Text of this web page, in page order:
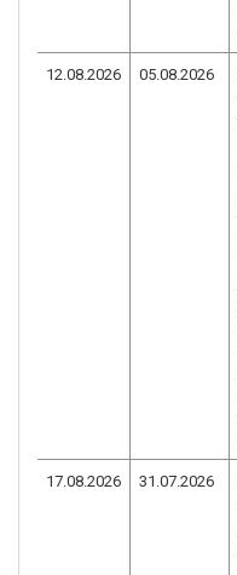
12.08.2026 05.08.2026
17.08.2026 31.07.2026